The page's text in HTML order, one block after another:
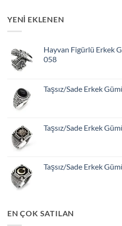
YENİ EKLENEN
Hayvan Figürlü Erkek
058
Taşsız/Sade Erkek
Taşsız/Sade Erkek
Taşsız/Sade Erkek
EN ÇOK SATILAN